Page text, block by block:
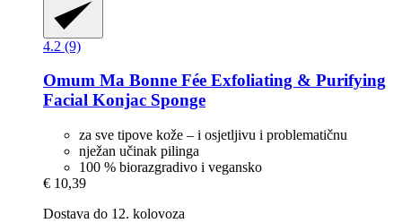
4.2 (9)
Omum Ma Bonne Fée Exfoliating & Purifying
Facial Konjac Sponge
za sve tipove kože – i osjetljivu i problematičnu
nježan učinak pilinga
100 % biorazgradivo i vegansko
€ 10,39
Dostava do 12. kolovoza